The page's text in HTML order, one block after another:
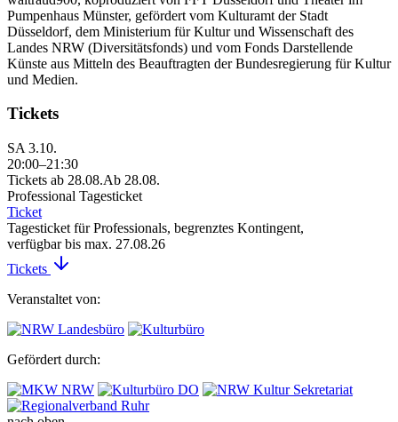
Pumpenhaus Münster, gefördert vom Kulturamt der Stadt
Düsseldorf, dem Ministerium für Kultur und Wissenschaft des
Landes NRW (Diversitätsfonds) und vom Fonds Darstellende
Künste aus Mitteln des Beauftragten der Bundesregierung für Kultur
und Medien.
Tickets
SA 3.10.
20:00–21:30
Tickets ab 28.08.Ab 28.08.
Professional Tagesticket
Ticket
Tagesticket für Professionals, begrenztes Kontingent,
verfügbar bis max. 27.08.26
Tickets
Veranstaltet von:
Gefördert durch: